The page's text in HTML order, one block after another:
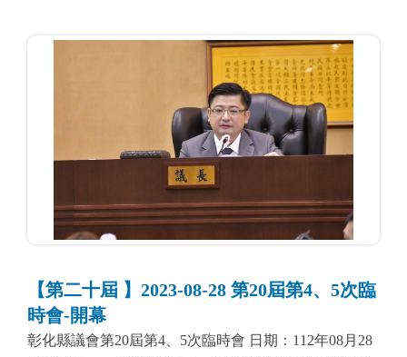
【第二十屆 】2023-08-28 第20屆第4、5次臨
時會-開幕
彰化縣議會第20屆第4、5次臨時會 日期：112年08月28